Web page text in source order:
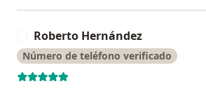
Roberto Hernández
Número de teléfono verificado